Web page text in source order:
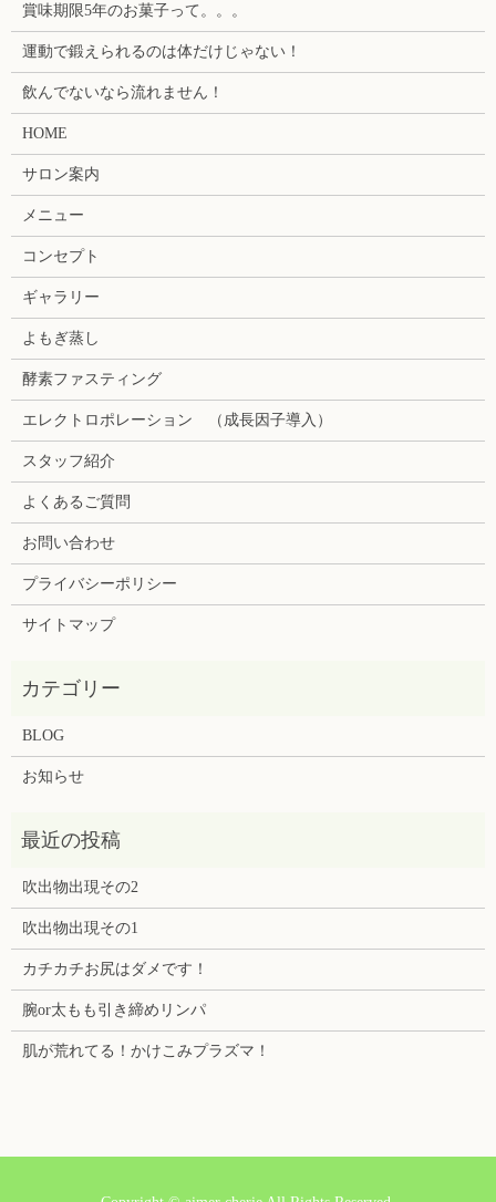
賞味期限5年のお菓子って。。。
運動で鍛えられるのは体だけじゃない！
飲んでないなら流れません！
HOME
サロン案内
メニュー
コンセプト
ギャラリー
よもぎ蒸し
酵素ファスティング
エレクトロポレーション （成長因子導入）
スタッフ紹介
よくあるご質問
お問い合わせ
プライバシーポリシー
サイトマップ
BLOG
お知らせ
吹出物出現その2
吹出物出現その1
カチカチお尻はダメです！
腕or太もも引き締めリンパ
肌が荒れてる！かけこみプラズマ！